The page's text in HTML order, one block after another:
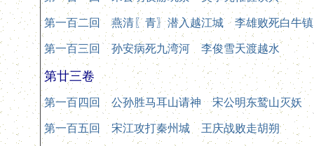
第一百二回 燕清〖青〗潜入越江城 李雄败死白牛镇
第一百三回 孙安病死九湾河 李俊雪天渡越水
第廿三卷
第一百四回 公孙胜马耳山请神 宋公明东鹫山灭妖
第一百五回 宋江攻打秦州城 王庆战败走胡朔